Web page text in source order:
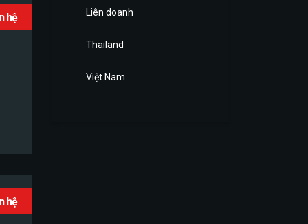
Liên doanh
Thailand
Việt Nam
hệ
hệ